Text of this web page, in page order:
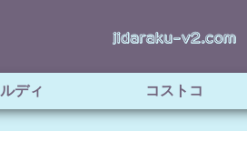
ディ コストコ